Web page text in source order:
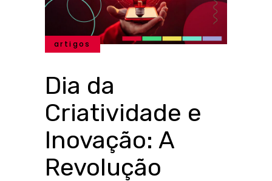
artigos
Dia da
Criatividade e
Inovação: A
Revolução